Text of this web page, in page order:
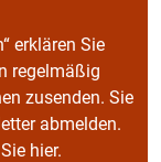
erklären Sie
regelmäßig
zusenden. Sie
abmelden.
hier.